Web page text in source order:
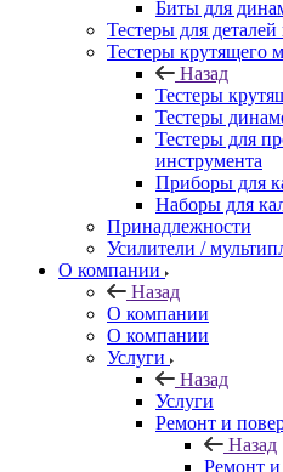
Биты для
Тестеры для
Тестеры крутящего
Назад
Тестеры
Тестеры
Тестеры для
инструмента
Приборы для
Наборы для
Принадлежности
Усилители /
О компании
Назад
О компании
О компании
Услуги
Назад
Услуги
Ремонт и
Назад
Ремонт и